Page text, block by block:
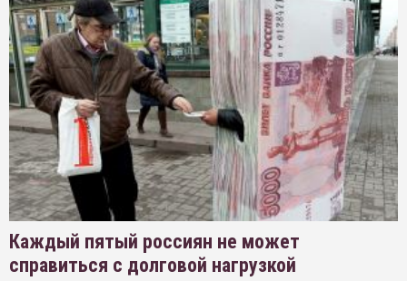
Каждый пятый россиян не может
справиться с долговой нагрузкой